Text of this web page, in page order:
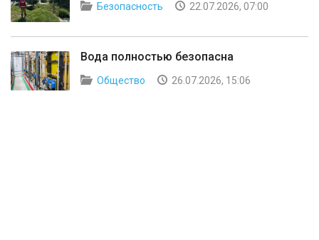
Безопасность 22.07.2026, 07:00
Вода полностью безопасна
Общество 26.07.2026, 15:06